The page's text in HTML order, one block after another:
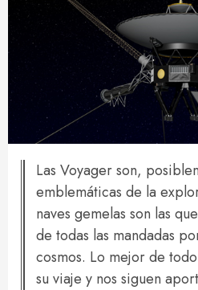
Las Voyager son,
emblemáticas de la
naves gemelas son las
de todas las mandadas
cosmos. Lo mejor de
su viaje y nos siguen